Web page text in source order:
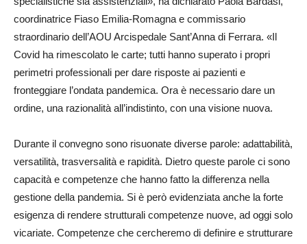
coordinatrice Fiaso Emilia-Romagna e commissario
straordinario dell’AOU Arcispedale Sant’Anna di Ferrara. «Il
Covid ha rimescolato le carte; tutti hanno superato i propri
perimetri professionali per dare risposte ai pazienti e
fronteggiare l’ondata pandemica. Ora è necessario dare un
ordine, una razionalità all’indistinto, con una visione nuova.
Durante il convegno sono risuonate diverse parole: adattabilità,
versatilità, trasversalità e rapidità. Dietro queste parole ci sono
capacità e competenze che hanno fatto la differenza nella
gestione della pandemia. Si è però evidenziata anche la forte
esigenza di rendere strutturali competenze nuove, ad oggi solo
vicariate. Competenze che cercheremo di definire e strutturare